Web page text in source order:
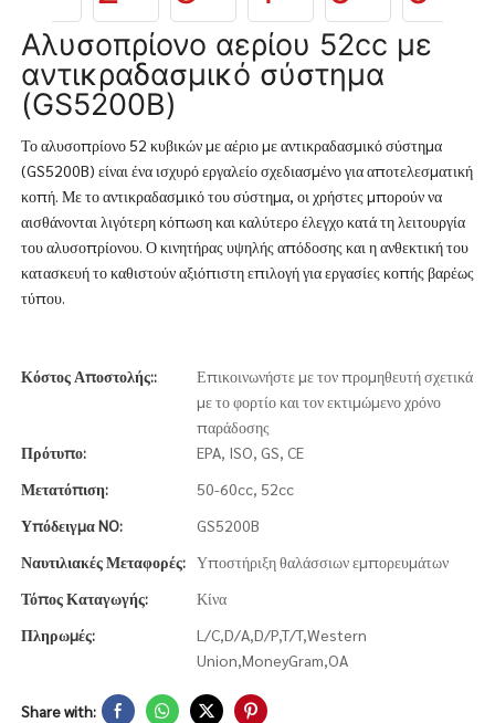
Αλυσοπρίονο αερίου 52cc με
αντικραδασμικό σύστημα
(GS5200B)
Το αλυσοπρίονο 52 κυβικών με αέριο με αντικραδασμικό σύστημα
(GS5200B) είναι ένα ισχυρό εργαλείο σχεδιασμένο για αποτελεσματική
κοπή. Με το αντικραδασμικό του σύστημα, οι χρήστες μπορούν να
αισθάνονται λιγότερη κόπωση και καλύτερο έλεγχο κατά τη λειτουργία
του αλυσοπρίονου. Ο κινητήρας υψηλής απόδοσης και η ανθεκτική του
κατασκευή το καθιστούν αξιόπιστη επιλογή για εργασίες κοπής βαρέως
τύπου.
Κόστος Αποστολής::
Επικοινωνήστε με τον προμηθευτή σχετικά
με το φορτίο και τον εκτιμώμενο χρόνο
παράδοσης
Πρότυπο:
EPA, ISO, GS, CE
Μετατόπιση:
50-60cc, 52cc
Υπόδειγμα NO:
GS5200B
Ναυτιλιακές Μεταφορές: Υποστήριξη θαλάσσιων εμπορευμάτων
Τόπος Καταγωγής:
Κίνα
Πληρωμές:
L/C,D/A,D/P,T/T,Western
Union,MoneyGram,OA
Share with: